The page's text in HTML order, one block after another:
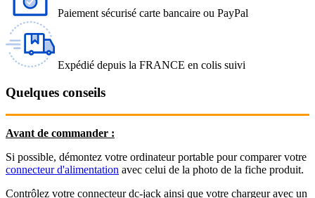
Paiement sécurisé carte bancaire ou PayPal
Expédié depuis la FRANCE en colis suivi
Quelques conseils
Avant de commander :
Si possible, démontez votre ordinateur portable pour comparer votre
connecteur d'alimentation avec celui de la photo de la fiche produit.
Contrôlez votre connecteur dc-jack ainsi que votre chargeur avec un